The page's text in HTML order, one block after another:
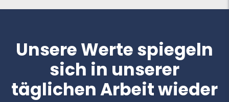
Unsere Werte spiegeln
sich in unserer
täglichen Arbeit wieder